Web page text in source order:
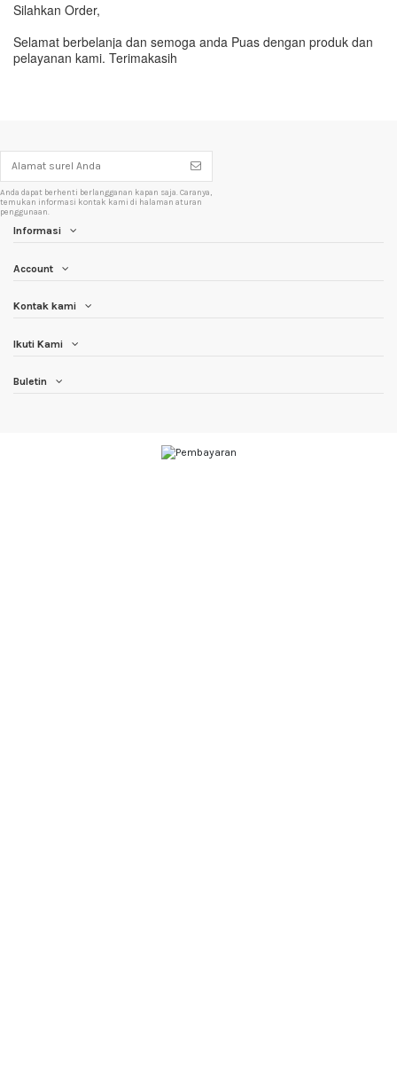
Silahkan Order,
Selamat berbelanja dan semoga anda Puas dengan produk dan
pelayanan kami. Terimakasih
Anda dapat berhenti berlangganan kapan saja. Caranya,
temukan informasi kontak kami di halaman aturan
penggunaan.
Informasi
Account
Kontak kami
Ikuti Kami
Buletin